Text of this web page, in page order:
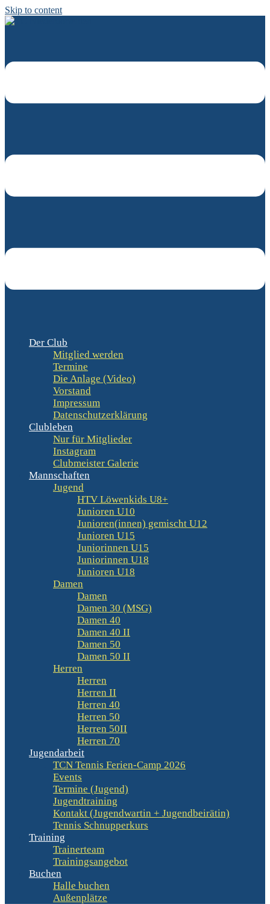
Skip to content
Der Club
Mitglied werden
Termine
Die Anlage (Video)
Vorstand
Impressum
Datenschutzerklärung
Clubleben
Nur für Mitglieder
Instagram
Clubmeister Galerie
Mannschaften
Jugend
HTV Löwenkids U8+
Junioren U10
Junioren(innen) gemischt U12
Junioren U15
Juniorinnen U15
Juniorinnen U18
Junioren U18
Damen
Damen
Damen 30 (MSG)
Damen 40
Damen 40 II
Damen 50
Damen 50 II
Herren
Herren
Herren II
Herren 40
Herren 50
Herren 50II
Herren 70
Jugendarbeit
TCN Tennis Ferien-Camp 2026
Events
Termine (Jugend)
Jugendtraining
Kontakt (Jugendwartin + Jugendbeirätin)
Tennis Schnupperkurs
Training
Trainerteam
Trainingsangebot
Buchen
Halle buchen
Außenplätze